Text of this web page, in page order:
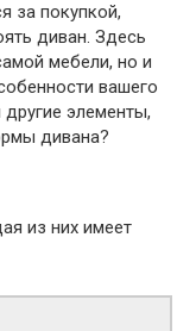
за покупкой,
диван. Здесь
мебели, но и
вашего
другие элементы,
дивана?
из них имеет